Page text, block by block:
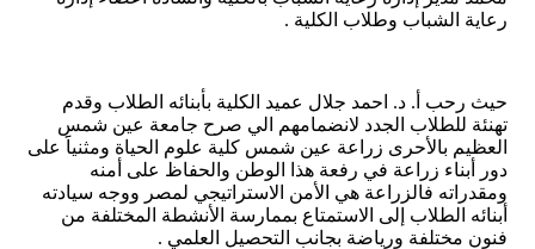
رعاية الشباب وطلاب الكلية .
حيث رحب أ. د. احمد جلال عميد الكلية بأبنائه الطلاب وقدم
تهنئة للطلاب الجدد لانضمامهم الي صرح جامعة عين شمس
العظيم بالأحرى زراعة عين شمس كلية علوم الحياة ومثنياََ على
دور أبناء زراعة في رفعة هذا الوطن والحفاظ على أمنه
ومقدراته فالزراعة هي الأمن الاستراتيجي لمصر ووجه سيادته
أبنائه الطلاب إلى الاستمتاع بممارسة الأنشطة المختلفة من
فنون مختلفة ورياضة بجانب التحصيل العلمي .